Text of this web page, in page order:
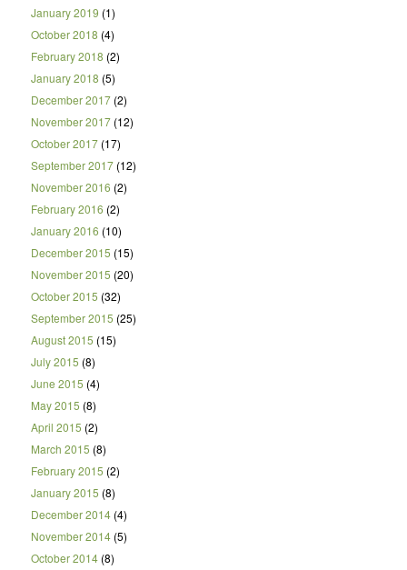
January 2019 (1)
October 2018 (4)
February 2018 (2)
January 2018 (5)
December 2017(2)
November 2017(12)
October 2017(17)
September 2017(12)
November 2016 (2)
February 2016 (2)
January 2016 (10)
December 2015 (15)
November 2015 (20)
October 2015 (32)
September 2015 (25)
August 2015 (15)
July 2015 (8)
June 2015 (4)
May 2015 (8)
April 2015 (2)
March 2015 (8)
February 2015 (2)
January 2015 (8)
December 2014(4)
November 2014(5)
October 2014(8)